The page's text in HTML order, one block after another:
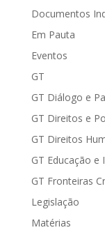
Documentos
Em Pauta
Eventos
GT
GT Diálogo e
GT Direitos e
GT Direitos
GT Educação e
GT Fronteiras
Legislação
Matérias